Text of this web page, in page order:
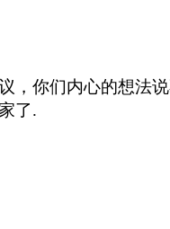
，你们内心的想法
了.